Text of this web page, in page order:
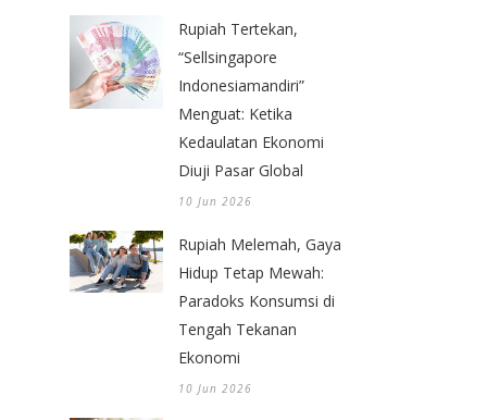
Rupiah Tertekan,
“Sellsingapore
Indonesiamandiri”
Menguat: Ketika
Kedaulatan Ekonomi
Diuji Pasar Global
10 Jun 2026
Rupiah Melemah, Gaya
Hidup Tetap Mewah:
Paradoks Konsumsi di
Tengah Tekanan
Ekonomi
10 Jun 2026